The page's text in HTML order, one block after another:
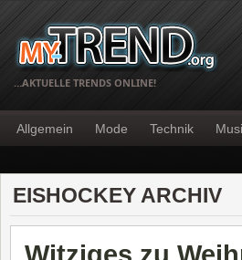
…AKTUELLE TRENDS ONLINE!
Allgemein Mode Technik
EISHOCKEY ARCHIV